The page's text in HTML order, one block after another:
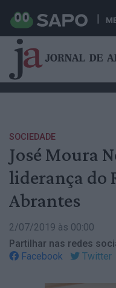
SOCIEDADE
José Moura
liderança do
Abrantes
2/07/2019 às 00:00
Partilhar nas redes
Facebook
Twitter